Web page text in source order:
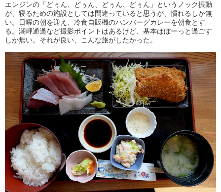
エンジンの「どぅん、どぅん、どぅん、どぅん」というノック振動
が、寝るための施設としては間違っていると思うが、慣れるしか無
い。日曜の朝を迎え、冷食自販機のハンバーグカレーを朝食とす
る。潮岬通過など撮影ポイントはあるけど、基本はぼーっと過ごす
しか無い。それが良い、こんな旅がしたかった。